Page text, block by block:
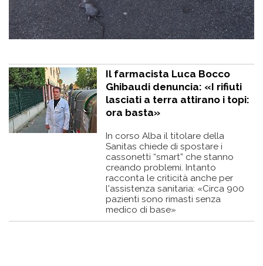
Il farmacista Luca Bocco
Ghibaudi denuncia: «I rifiuti
lasciati a terra attirano i topi:
ora basta»
In corso Alba il titolare della
Sanitas chiede di spostare i
cassonetti “smart” che stanno
creando problemi. Intanto
racconta le criticità anche per
l'assistenza sanitaria: «Circa 900
pazienti sono rimasti senza
medico di base»